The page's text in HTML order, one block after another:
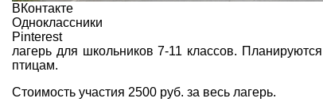
ВКонтакте
Одноклассники
Pinterest
лагерь для школьников 7-11 классов.
птицам.
Стоимость участия 2500 руб. за весь лагерь.